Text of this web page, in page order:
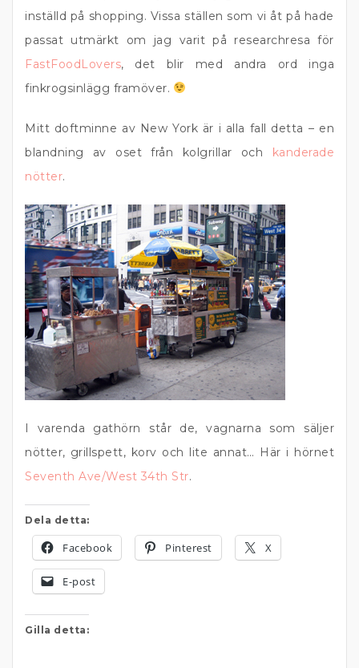
inställd på shopping. Vissa ställen som vi åt på hade
passat utmärkt om jag varit på researchresa för
FastFoodLovers, det blir med andra ord inga
finkrogsinlägg framöver.
Mitt doftminne av New York är i alla fall detta – en
blandning av oset från kolgrillar och kanderade
nötter.
I varenda gathörn står de, vagnarna som säljer
nötter, grillspett, korv och lite annat… Här i hörnet
Seventh Ave/West 34th Str.
Dela detta:
Facebook Pinterest X
E-post
Gilla detta: